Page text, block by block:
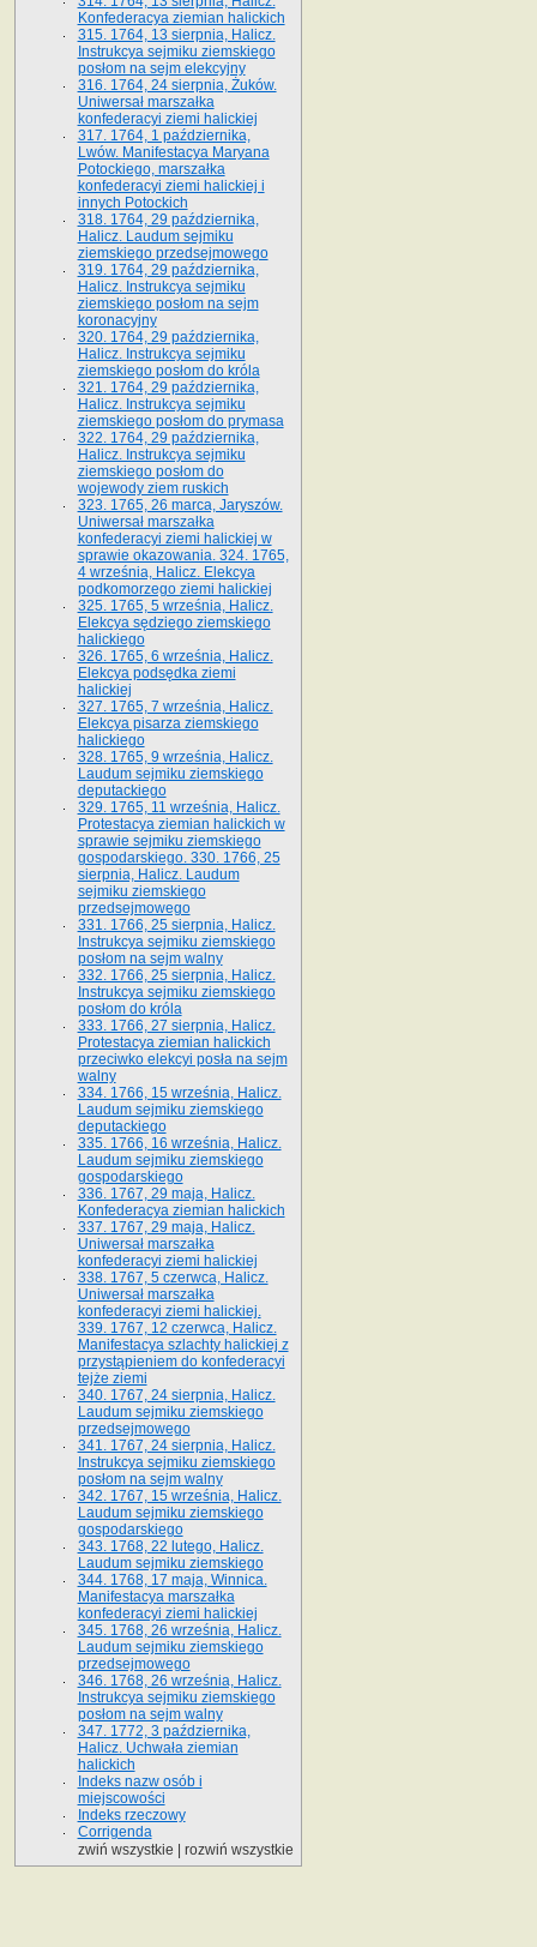
Konfederacya ziemian halickich
315. 1764, 13 sierpnia, Halicz.
Instrukcya sejmiku ziemskiego
posłom na sejm elekcyjny
316. 1764, 24 sierpnia, Żuków.
Uniwersał marszałka
konfederacyi ziemi halickiej
317. 1764, 1 października,
Lwów. Manifestacya Maryana
Potockiego, marszałka
konfederacyi ziemi halickiej i
innych Potockich
318. 1764, 29 października,
Halicz. Laudum sejmiku
ziemskiego przedsejmowego
319. 1764, 29 października,
Halicz. Instrukcya sejmiku
ziemskiego posłom na sejm
koronacyjny
320. 1764, 29 października,
Halicz. Instrukcya sejmiku
ziemskiego posłom do króla
321. 1764, 29 października,
Halicz. Instrukcya sejmiku
ziemskiego posłom do prymasa
322. 1764, 29 października,
Halicz. Instrukcya sejmiku
ziemskiego posłom do
wojewody ziem ruskich
323. 1765, 26 marca, Jaryszów.
Uniwersał marszałka
konfederacyi ziemi halickiej w
sprawie okazowania. 324. 1765,
4 września, Halicz. Elekcya
podkomorzego ziemi halickiej
325. 1765, 5 września, Halicz.
Elekcya sędziego ziemskiego
halickiego
326. 1765, 6 września, Halicz.
Elekcya podsędka ziemi
halickiej
327. 1765, 7 września, Halicz.
Elekcya pisarza ziemskiego
halickiego
328. 1765, 9 września, Halicz.
Laudum sejmiku ziemskiego
deputackiego
329. 1765, 11 września, Halicz.
Protestacya ziemian halickich w
sprawie sejmiku ziemskiego
gospodarskiego. 330. 1766, 25
sierpnia, Halicz. Laudum
sejmiku ziemskiego
przedsejmowego
331. 1766, 25 sierpnia, Halicz.
Instrukcya sejmiku ziemskiego
posłom na sejm walny
332. 1766, 25 sierpnia, Halicz.
Instrukcya sejmiku ziemskiego
posłom do króla
333. 1766, 27 sierpnia, Halicz.
Protestacya ziemian halickich
przeciwko elekcyi posła na sejm
walny
334. 1766, 15 września, Halicz.
Laudum sejmiku ziemskiego
deputackiego
335. 1766, 16 września, Halicz.
Laudum sejmiku ziemskiego
gospodarskiego
336. 1767, 29 maja, Halicz.
Konfederacya ziemian halickich
337. 1767, 29 maja, Halicz.
Uniwersał marszałka
konfederacyi ziemi halickiej
338. 1767, 5 czerwca, Halicz.
Uniwersał marszałka
konfederacyi ziemi halickiej.
339. 1767, 12 czerwca, Halicz.
Manifestacya szlachty halickiej z
przystąpieniem do konfederacyi
tejże ziemi
340. 1767, 24 sierpnia, Halicz.
Laudum sejmiku ziemskiego
przedsejmowego
341. 1767, 24 sierpnia, Halicz.
Instrukcya sejmiku ziemskiego
posłom na sejm walny
342. 1767, 15 września, Halicz.
Laudum sejmiku ziemskiego
gospodarskiego
343. 1768, 22 lutego, Halicz.
Laudum sejmiku ziemskiego
344. 1768, 17 maja, Winnica.
Manifestacya marszałka
konfederacyi ziemi halickiej
345. 1768, 26 września, Halicz.
Laudum sejmiku ziemskiego
przedsejmowego
346. 1768, 26 września, Halicz.
Instrukcya sejmiku ziemskiego
posłom na sejm walny
347. 1772, 3 października,
Halicz. Uchwała ziemian
halickich
Indeks nazw osób i
miejscowości
Indeks rzeczowy
Corrigenda
zwiń wszystkie
rozwiń wszystkie